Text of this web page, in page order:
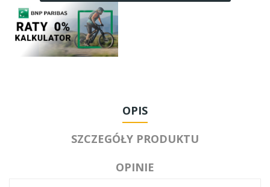
OPIS
SZCZEGÓŁY PRODUKTU
OPINIE